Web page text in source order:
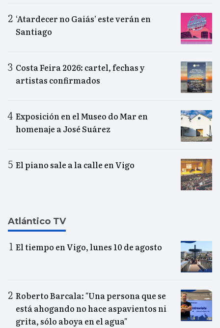
‘Atardecer no Gaiás’ este verán en
Santiago
Costa Feira 2026: cartel, fechas y
artistas confirmados
Exposición en el Museo do Mar en
homenaje a José Suárez
El piano sale a la calle en Vigo
Atlántico TV
El tiempo en Vigo, lunes 10 de agosto
Roberto Barcala: "Una persona que se
está ahogando no hace aspavientos ni
grita, sólo aboya en el agua"